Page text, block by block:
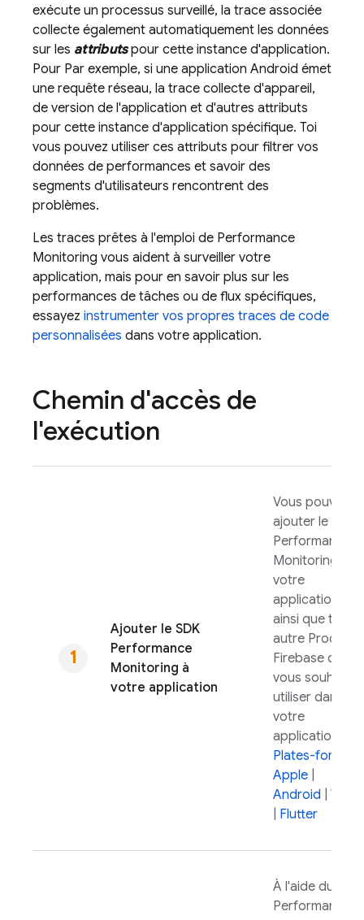
exécute un processus surveillé, la trace associée
collecte également automatiquement les données
sur les attributspour cette instance d'application.
Pour Par exemple, si une application Android émet
une requête réseau, la trace collecte d'appareil,
de version de l'application et d'autres attributs
pour cette instance d'application spécifique. Toi
vous pouvez utiliser ces attributs pour filtrer vos
données de performances et savoir des
segments d'utilisateurs rencontrent des
problèmes.
Les traces prêtes à l'emploi de Performance
Monitoring vous aident à surveiller votre
application, mais pour en savoir plus sur les
performances de tâches ou de flux spécifiques,
essayez instrumenter vos propres traces de code
personnalisées dans votre application.
Chemin d'accès de
l'exécution
Ajouter le SDK
Performance
Monitoring à
votre application
Vous pouvez
ajouter le SDK
Performance
Monitoring
votre
application,
ainsi que toute
autre Produits
Firebase que
vous souhaitez
utiliser dans
votre
application.
Plates-formes
Apple
Android
Web
Flutter
À l'aide du SDK
Performance